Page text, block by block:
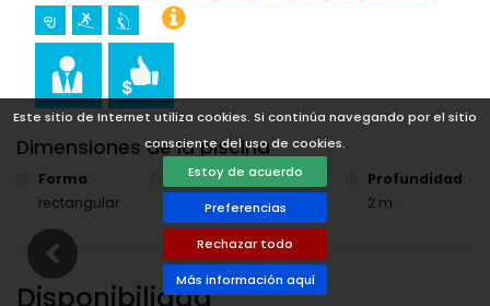
Este sitio de Internet utiliza cookies. Si continúa navegando por el sitio
consciente del uso de cookies.
Estoy de acuerdo
Preferencias
Rechazar todo
Más información aquí
Dimensiones de la piscina
Forma:
rectangular
Longitud:
Ancho :
4 m.
Profundidad:
2 m.
Disponibilidad